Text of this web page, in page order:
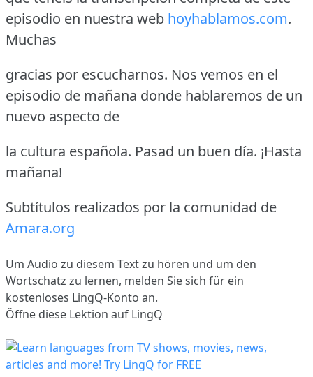
episodio en nuestra web hoyhablamos.com.
Muchas
gracias por escucharnos. Nos vemos en el
episodio de mañana donde hablaremos de un
nuevo aspecto de
la cultura española. Pasad un buen día. ¡Hasta
mañana!
Subtítulos realizados por la comunidad de
Amara.org
Um Audio zu diesem Text zu hören und um den
Wortschatz zu lernen, melden Sie sich für ein
kostenloses LingQ-Konto an.
Öffne diese Lektion auf LingQ